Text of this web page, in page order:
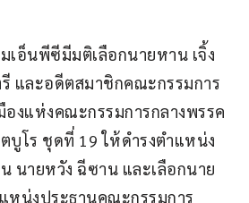
อ็นพีซีมีมติเลือกนายหาน เจิ้ง
และอดีตสมาชิกคณะกรรมการ
องแห่งคณะกรรมการกลางพรรค
โร ชุดที่ 19 ให้ดำรงตำแหน่ง
นายหวัง ฉีซาน และเลือกนาย
หน่งประธานคณะกรรมการ